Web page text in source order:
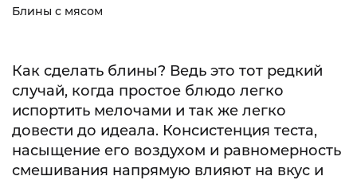
Блины с мясом
Как сделать блины? Ведь это тот редкий
случай, когда простое блюдо легко
испортить мелочами и так же легко
довести до идеала. Консистенция теста,
насыщение его воздухом и равномерность
смешивания напрямую влияют на вкус и